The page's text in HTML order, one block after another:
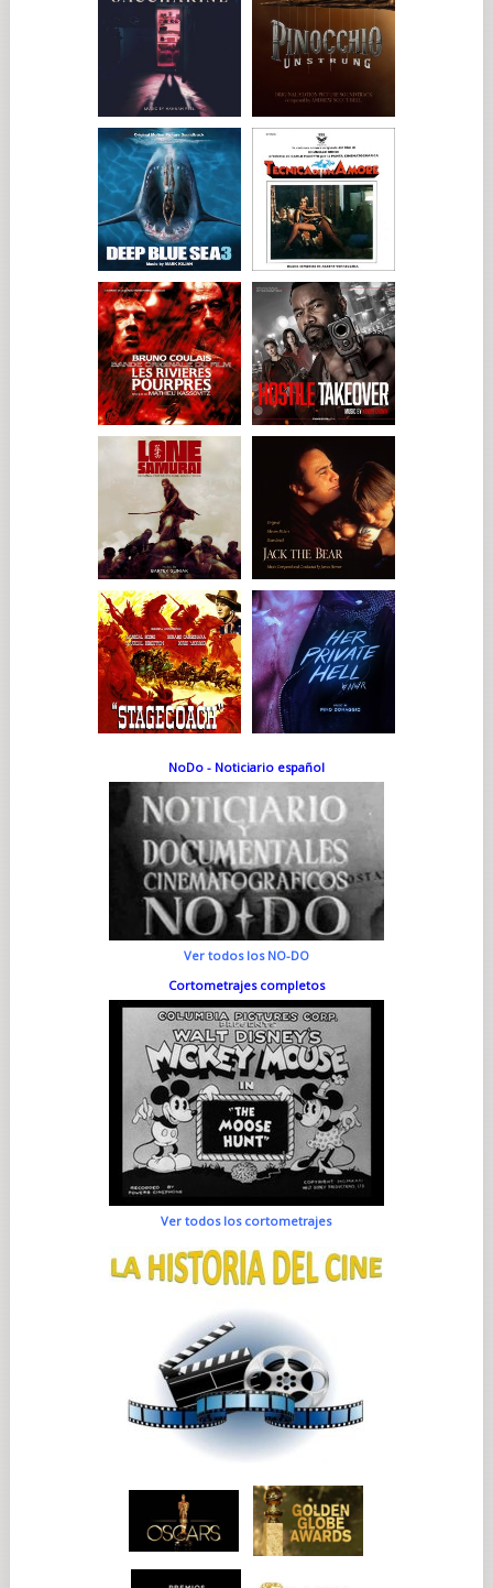
NoDo - Noticiario español
Ver todos los NO-DO
Cortometrajes completos
Ver todos los cortometrajes